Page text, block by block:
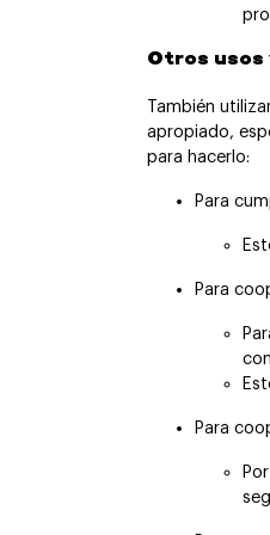
Otros usos
También
apropiado,
para hacerlo:
Para
Para
Para